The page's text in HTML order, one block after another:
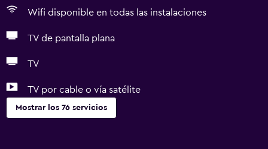
Wifi disponible en todas las instalaciones
TV de pantalla plana
TV
TV por cable o vía satélite
Mostrar los 76 servicios